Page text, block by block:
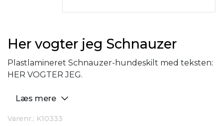
Her vogter jeg Schnauzer
Plastlamineret Schnauzer-hundeskilt med teksten:
HER VOGTER JEG.
Læs mere
Varenr.: K10333